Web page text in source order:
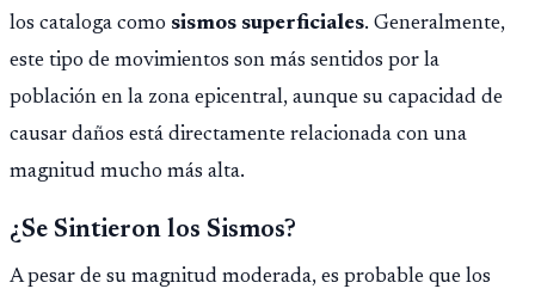
los cataloga como sismos superficiales. Generalmente,
este tipo de movimientos son más sentidos por la
población en la zona epicentral, aunque su capacidad de
causar daños está directamente relacionada con una
magnitud mucho más alta.
¿Se Sintieron los Sismos?
A pesar de su magnitud moderada, es probable que los